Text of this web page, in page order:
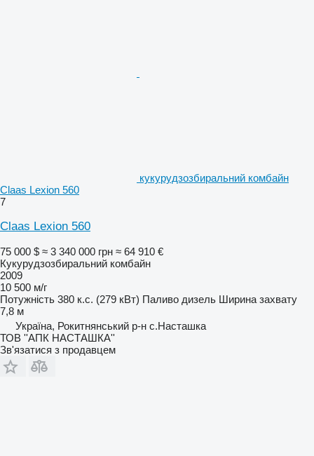
кукурудзозбиральний комбайн
Claas Lexion 560
7
Claas Lexion 560
75 000 $ ≈ 3 340 000 грн ≈ 64 910 €
Кукурудзозбиральний комбайн
2009
10 500 м/г
Потужність 380 к.с. (279 кВт) Паливо дизель Ширина захвату
7,8 м
Україна, Рокитнянський р-н с.Насташка
ТОВ ''AПК НАСТАШКА''
Зв'язатися з продавцем